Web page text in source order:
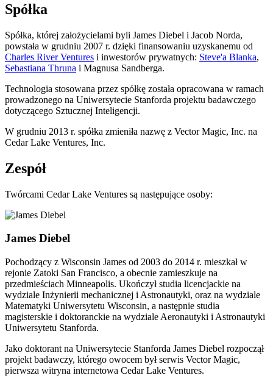
Spółka
Spółka, której założycielami byli James Diebel i Jacob Norda,
powstała w grudniu 2007 r. dzięki finansowaniu uzyskanemu od
Charles River Ventures i inwestorów prywatnych: Steve'a Blanka,
Sebastiana Thruna i Magnusa Sandberga.
Technologia stosowana przez spółkę została opracowana w ramach
prowadzonego na Uniwersytecie Stanforda projektu badawczego
dotyczącego Sztucznej Inteligencji.
W grudniu 2013 r. spółka zmieniła nazwę z Vector Magic, Inc. na
Cedar Lake Ventures, Inc.
Zespół
Twórcami Cedar Lake Ventures są następujące osoby:
James Diebel
Pochodzący z Wisconsin James od 2003 do 2014 r. mieszkał w
rejonie Zatoki San Francisco, a obecnie zamieszkuje na
przedmieściach Minneapolis. Ukończył studia licencjackie na
wydziale Inżynierii mechanicznej i Astronautyki, oraz na wydziale
Matematyki Uniwersytetu Wisconsin, a następnie studia
magisterskie i doktoranckie na wydziale Aeronautyki i Astronautyki
Uniwersytetu Stanforda.
Jako doktorant na Uniwersytecie Stanforda James Diebel rozpoczął
projekt badawczy, którego owocem był serwis Vector Magic,
pierwsza witryna internetowa Cedar Lake Ventures.